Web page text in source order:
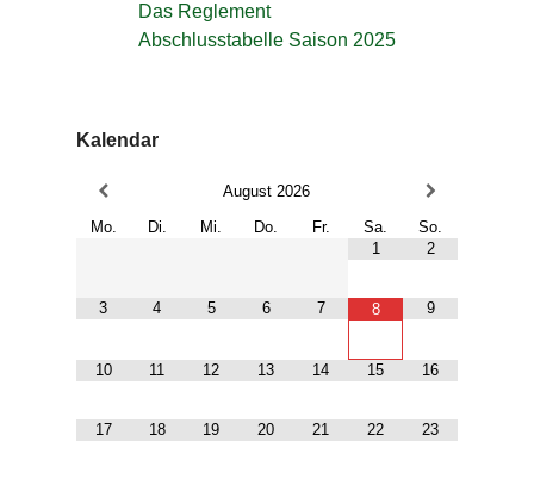
Das Reglement
Abschlusstabelle Saison 2025
Kalendar
August 2026
Mo.
Di. Mi. Do. Fr. Sa.
So.
1
2
3 4 5 6 7 8 9
10 11 12 13 14 15 16
17 18 19 20 21 22 23